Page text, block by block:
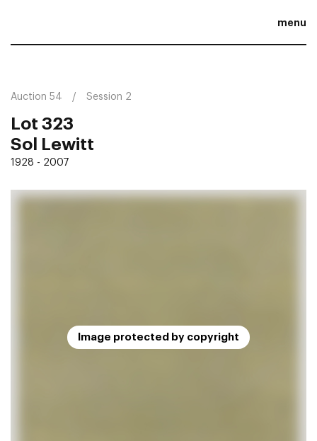
menu
Auction 54 Session 2
Lot 323
Sol Lewitt
1928 - 2007
Image protected by copyright